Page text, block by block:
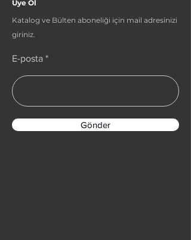
Üye Ol
Katalog ve Bülten aboneliği için mail adresinizi
giriniz.
E-posta
Gönder